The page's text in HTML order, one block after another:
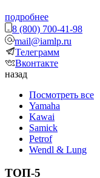
подробнее
8 (800) 700-41-98
mail@iamlp.ru
Телеграмм
Вконтакте
назад
Посмотреть все
Yamaha
Kawai
Samick
Petrof
Wendl & Lung
ТОП-5